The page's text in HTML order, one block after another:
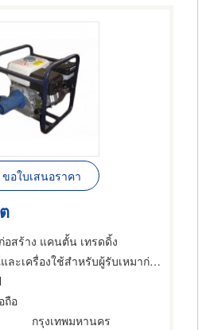
ขอใบเสนอราคา
สร้าง แคนตั้น เทรดดิ้ง
องใช้สำหรับผู้รับเหมาก่อสร้าง,เครื่องมือก่อสร้าง
ถือ
กรุงเทพมหานคร